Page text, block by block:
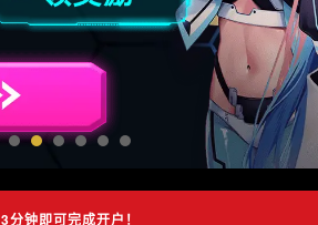
3分钟即可完成开户！